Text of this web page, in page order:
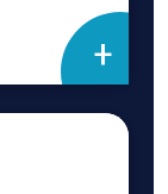
+